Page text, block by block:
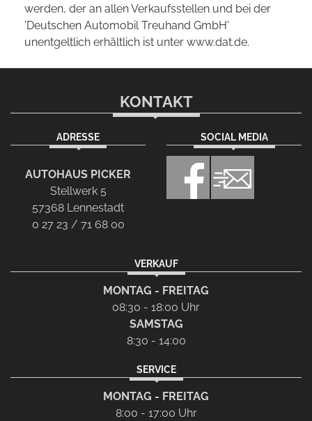
werden, der an allen Verkaufsstellen und bei der
'Deutschen Automobil Treuhand GmbH'
unentgeltlich erhältlich ist unter www.dat.de.
KONTAKT
ADRESSE
AUTOHAUS PICKER
Stellwerk 5
57368 Lennestadt
0 27 23 / 71 68 00
SOCIAL MEDIA
VERKAUF
MONTAG - FREITAG
08:30 - 18:00 Uhr
SAMSTAG
8:30 - 14:00
SERVICE
MONTAG - FREITAG
8:00 - 17:00 Uhr